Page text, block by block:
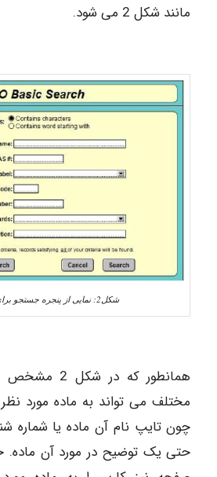
مانند شکل 2 می شود.
شکل2: نمایی از پنجره جستجو برای یک ماده
همانطور که
مختلف می تواند به ماده مورد
حتی یک توضیح در مورد آن ماده.